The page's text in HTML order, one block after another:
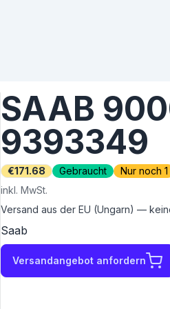
SAAB
9393349
€171.68 Gebraucht
Nur noch 1
inkl. MwSt.
Versand aus der EU (Ungarn) —
Saab
Versandangebot anfordern